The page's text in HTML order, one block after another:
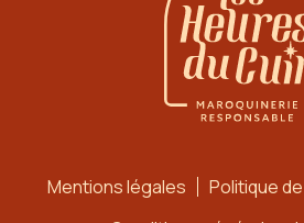
Mentions légales
Politique